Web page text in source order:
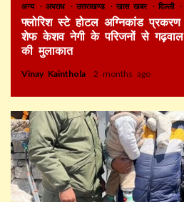
अन्य अपराध उत्तराखण्ड खास खबर दिल्ली
फ्लोरिश स्टे होटल अग्निकांड प्रकरण
शेफ केशव नेगी के परिजनों से
की मुलाकात
Vinay Kainthola 2 months ago